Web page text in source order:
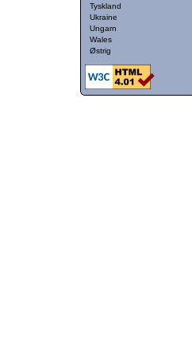
Tyskland
Ukraine
Ungarn
Wales
Østrig